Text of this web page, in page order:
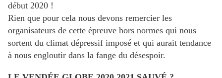
début 2020 !
Rien que pour cela nous devons remercier les
organisateurs de cette épreuve hors normes qui nous
sortent du climat dépressif imposé et qui aurait tendance
à nous engloutir dans la fange du désespoir.